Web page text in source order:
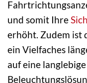
und somit Ihre
erhöht. Zudem ist
ein Vielfaches
auf eine